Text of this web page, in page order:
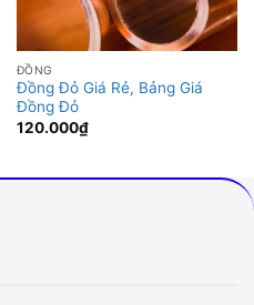
ĐỒNG
Đồng Đỏ Giá Rẻ, Bảng Giá
Đồng Đỏ
120.000₫